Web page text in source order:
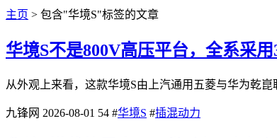
主页 > 包含"华境S"标签的文章
华境S不是800V高压平台，全系采
从外观上来看，这款华境S由上汽通用五菱与华为乾
九锋网 2026-08-01 54 #华境S #插混动力